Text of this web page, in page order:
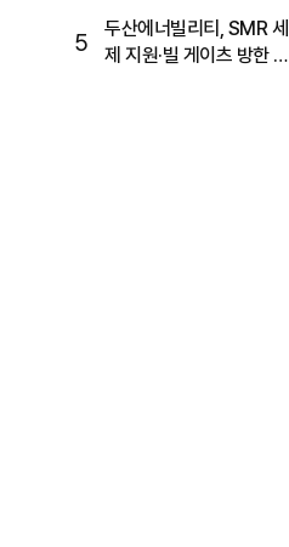
5
두산에너빌리티, SMR 세
제 지원·빌 게이츠 방한 기